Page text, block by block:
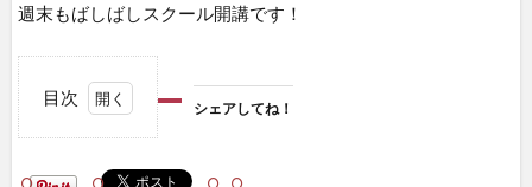
週末もばしばしスクール開講です！
目次
アし
シェアしてね！